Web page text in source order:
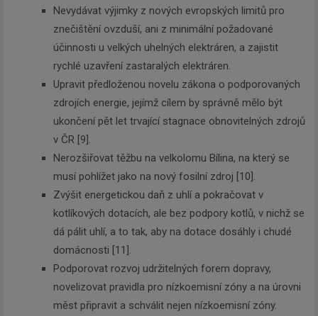
Nevydávat výjimky z nových evropských limitů pro
znečištění ovzduší, ani z minimální požadované
účinnosti u velkých uhelných elektráren, a zajistit
rychlé uzavření zastaralých elektráren.
Upravit předloženou novelu zákona o podporovaných
zdrojích energie, jejímž cílem by správně mělo být
ukončení pět let trvající stagnace obnovitelných zdrojů
v ČR [9].
Nerozšiřovat těžbu na velkolomu Bílina, na který se
musí pohlížet jako na nový fosilní zdroj [10].
Zvýšit energetickou daň z uhlí a pokračovat v
kotlíkových dotacích, ale bez podpory kotlů, v nichž se
dá pálit uhlí, a to tak, aby na dotace dosáhly i chudé
domácnosti [11].
Podporovat rozvoj udržitelných forem dopravy,
novelizovat pravidla pro nízkoemisní zóny a na úrovni
měst připravit a schválit nejen nízkoemisní zóny.